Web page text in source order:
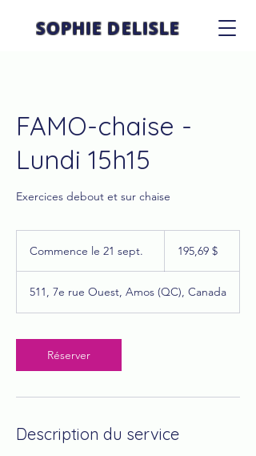
SOPHIE DELISLE
FAMO-chaise -
Lundi 15h15
Exercices debout et sur chaise
Commence le 21 sept.
m
e
s
195,69 $
511, 7e rue Ouest, Amos (QC), Canada
Réserver
Description du service